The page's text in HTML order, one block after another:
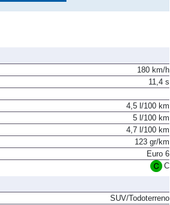
180 km/h
11,4 s
4,5 l/100 km
5 l/100 km
4,7 l/100 km
123 gr/km
Euro 6
C
SUV/Todoterreno